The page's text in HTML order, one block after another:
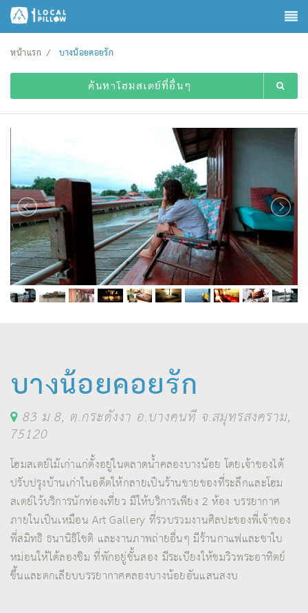
หน้าแรก บางน้อยคอยรัก
ค้นหาโฮมสเตย์ที่อื่นๆ
บางน้อยคอยรัก
83 ม.8, ต.กระดังงา อ.บางคนที จ.สมุทรสงคราม,
75120
โฮมสเตย์ไม้เก่าแก่ตั้งอยู่ในตลาดน้ำคลองบางน้อย โดยเจ้าของได้
ปรับปรุงบ้านเก่าในอดีตให้กลายเป็นร้านขายของที่ระลึกและโฮม
สเตย์ไว้บริการนักท่องเที่ยว มีให้บริการเพียง 2 ห้อง บรรยากาศ
ภายในเป็นเหมือน Art Gallery ที่รวบรวมงานศิลปะของพี่เจ้าของ
พี่สมิทธิ ธนานิธิโชติ และงานภาพถ่ายอื่นๆ มีร้านกาแฟและชาใบ
หม่อนให้ได้ลองชิม ที่พักอยู่ชั้นสอง มีระเบียงให้ชมวิวพระอาทิตย์
ขึ้นและตกเลียบบรรยากาศคลองบางน้อยอันแสนสงบ